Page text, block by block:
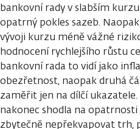
bankovní rady v slabším
opatrný pokles sazeb.
vývoji kurzu méně vážné
hodnocení rychlejšího růstu
bankovní rada to vidí jako
obezřetnost, naopak druhá
zaměřit jen na dílčí
nakonec shodla na opatrnosti
zbytečně nepřekvapovat trh,